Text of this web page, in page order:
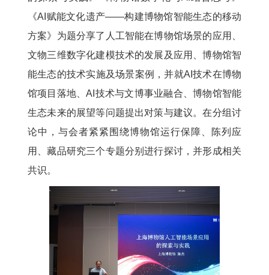
《AI赋能文化遗产——构建博物馆智能生态的移动
方案》为题分享了人工智能在博物馆场景的应用、
文物三维数字化建模技术的发展及应用、博物馆智
能生态的技术实施及场景案例，并就AI技术在博物
馆项目落地、AI技术与文博事业融合、博物馆智能
生态未来的展望等问题提出对策与建议。在分组讨
论中，与会者紧紧围绕博物馆运行保障、陈列应
用、藏品研究三个专题分别进行探讨，并形成相关
共识。